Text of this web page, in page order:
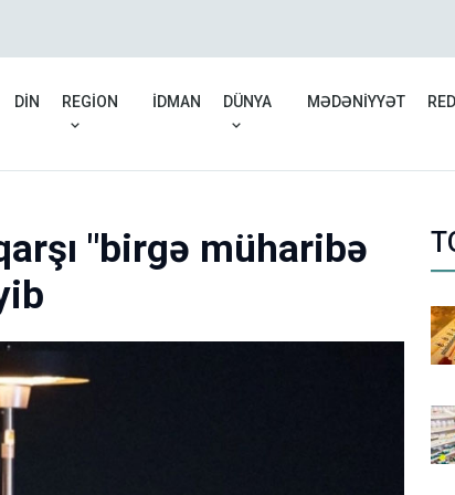
DİN REGİON İDMAN DÜNYA MƏDƏNİYYƏT
"birgə müharibə